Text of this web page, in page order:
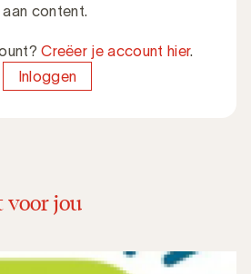
aan content.
Creëer je account hier.
Inloggen
voor jou